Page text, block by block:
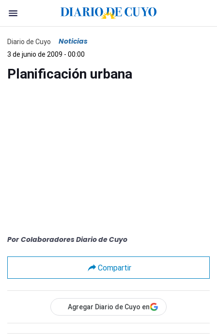
Diario de Cuyo Noticias
3 de junio de 2009 - 00:00
Planificación urbana
Por Colaboradores Diario de Cuyo
Compartir
Agregar Diario de Cuyo en